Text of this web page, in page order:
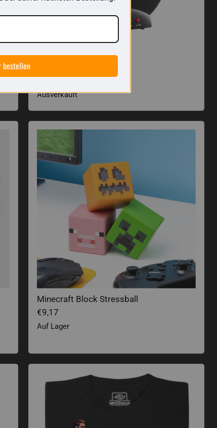
Ausverkauft
Minecraft Block Stressball
€9,17
Auf Lager
.exe ausführen
bestellen